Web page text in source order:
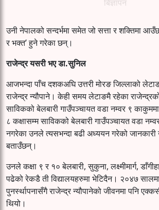
बिज्ञापन
उनी नेपालको सन्दर्भमा समेत जो सत्ता र शक्तिमा
र भक्त’ हुने गरेका छन्।
राजेन्द्र यसरी भए डा.सुनिल
आजभन्दा पाँच दशकअघि उत्तरी मोरङ जिल्लाको
राजेन्द्र न्यौपाने। केही समय लेटाङमै रहेका
साविकको बेलबारी गाउँपञ्चायत वडा नम्वर ९
८ कक्षासम्म साविकको बेलबारी गाउँपञ्चायत वडा
नगरेका उनले त्यसभन्दा बढी अध्ययन गरेको जानकारी
बताउँछन्।
उनले कक्षा ९ र १० बेलबारी, सुकुना, लक्ष्मीमार्ग,
पढेको रेकडै ती विद्यालयहरुमा भेटिदैन। २०४७
पुनर्स्थापनासँगै राजेन्द्र न्यौपानेको जीवनमा पनि
थियो।